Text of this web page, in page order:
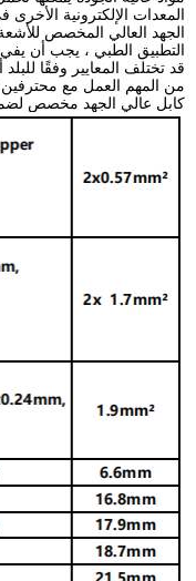
المعدات الإلكترونية
الجهد العالي المخصص
التطبيق الطبي ، يجب أن يفي
قد تختلف المعايير وفقًا
من المهم العمل مع محترفين
كابل عالي الجهد مخصص لضمان